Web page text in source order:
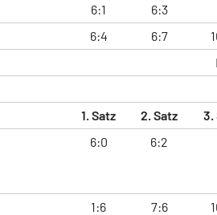
6:1 6:3
6:4 6:7
1. Satz 2. Satz 3.
6:0 6:2
1:6 7:6